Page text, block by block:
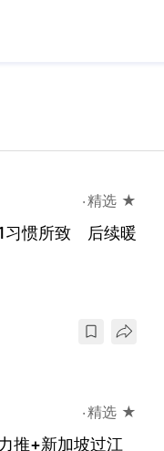
精选 ★
习惯所致 后续暖
精选 ★
推+新加坡过江